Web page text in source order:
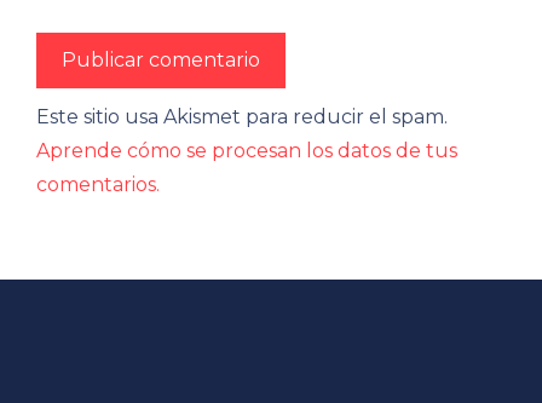
Este sitio usa Akismet para reducir el spam.
Aprende cómo se procesan los datos de tus
comentarios.